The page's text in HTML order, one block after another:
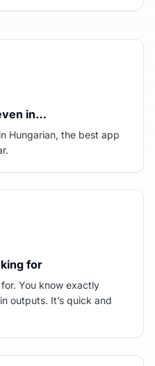
in…
Hungarian, the best app
for
You know exactly
outputs. It’s quick and